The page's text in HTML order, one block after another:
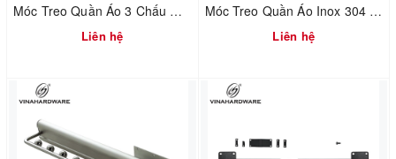
Móc Treo Quần Áo 3 Chấu Gấp Xếp Mạ Crom – Gắn Tường | Mã 3600.4.02211
Liên hệ
Móc Treo Quần Áo Inox 304 Gắn Tường – Dùng Cho Nhà Tắm & Nhà Bếp | Mã 3600.4.00053
Liên hệ